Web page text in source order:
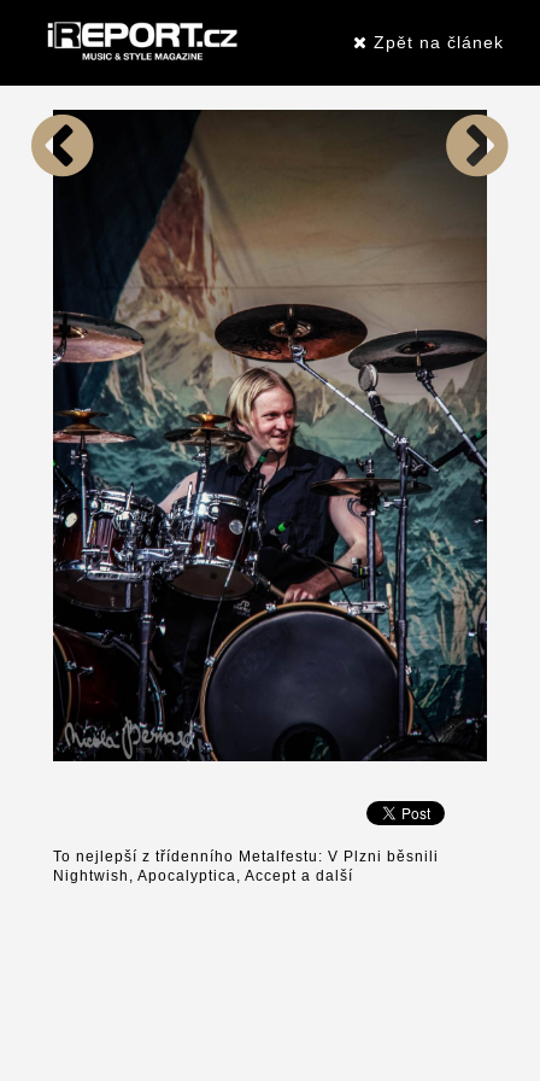
Zpět na článek
To nejlepší z třídenního Metalfestu: V Plzni běsnili
Nightwish, Apocalyptica, Accept a další